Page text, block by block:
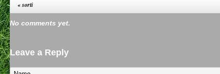
«sorti
No comments yet.
Leave a Reply